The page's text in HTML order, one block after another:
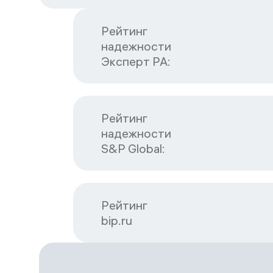
Рейтинг
надежности
Эксперт РА:
Рейтинг
надежности
S&P Global:
Рейтинг
bip.ru